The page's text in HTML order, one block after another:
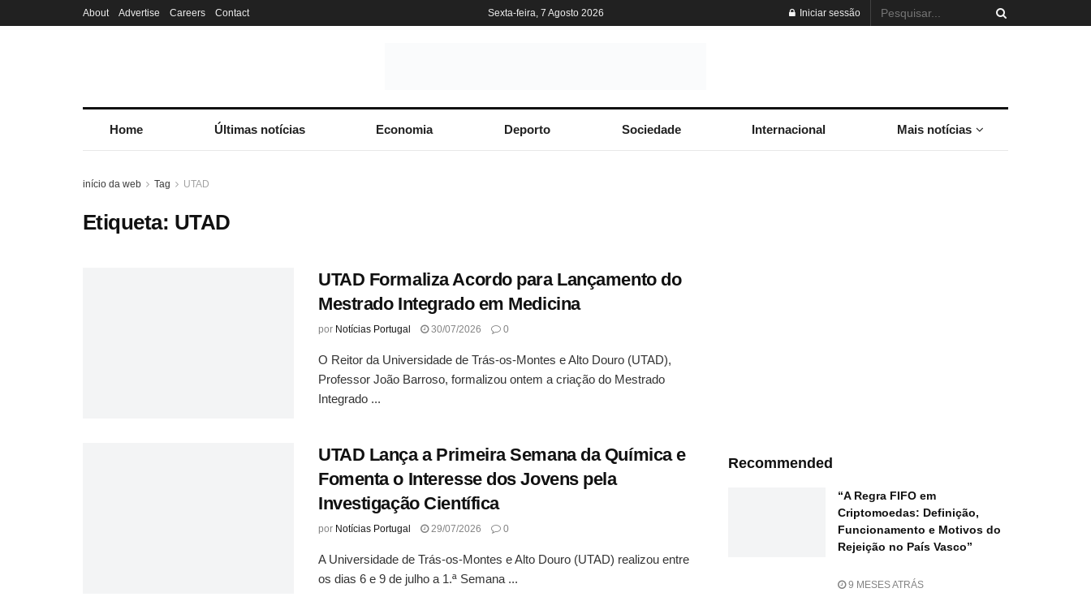
About Advertise Careers Contact Sexta-feira, 7 Agosto 2026 Iniciar sessão
Home Últimas notícias Economia Deporto Sociedade Internacional Mais notícias
início da web Tag UTAD
Etiqueta: UTAD
UTAD Formaliza Acordo para Lançamento do
Mestrado Integrado em Medicina
por Notícias Portugal 30/07/2026 0
O Reitor da Universidade de Trás-os-Montes e Alto Douro (UTAD),
Professor João Barroso, formalizou ontem a criação do Mestrado
Integrado ...
UTAD Lança a Primeira Semana da Química e
Fomenta o Interesse dos Jovens pela
Investigação Científica
por Notícias Portugal 29/07/2026 0
A Universidade de Trás-os-Montes e Alto Douro (UTAD) realizou entre
os dias 6 e 9 de julho a 1.ª Semana ...
Recommended
“A Regra FIFO em
Criptomoedas: Definição,
Funcionamento e Motivos do
Rejeição no País Vasco”
9 MESES ATRÁS